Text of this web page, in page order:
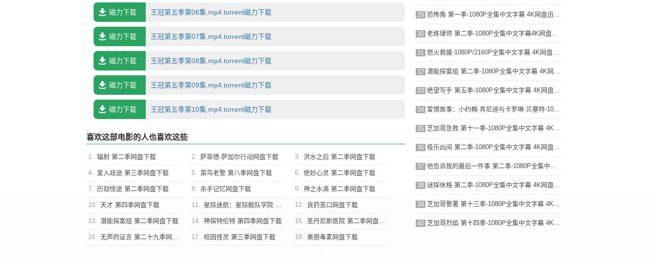
磁力下载 王冠第五季第06集.mp4.torrent磁力下载
磁力下载 王冠第五季第07集.mp4.torrent磁力下载
磁力下载 王冠第五季第08集.mp4.torrent磁力下载
磁力下载 王冠第五季第09集.mp4.torrent磁力下载
磁力下载 王冠第五季第10集.mp4.torrent磁力下载
喜欢这部电影的人也喜欢这些
1. 辐射 第二季网盘下载 2. 萨菲德·萨加尔行动网盘下载 3. 洪水之后 第二季网盘下载
4. 爱入歧途 第三季网盘下载 5. 菜鸟老警 第八季网盘下载 6. 绝妙心灵 第二季网盘下载
7. 历劫惊途 第二季网盘下载 8. 杀手记忆网盘下载 9. 神之水滴 第二季网盘下载
10. 天才 第四季网盘下载 11. 星际迷航：星际舰队学院 第一季网盘下载 12. 良药苦口网盘下载
13. 潜能探案组 第二季网盘下载 14. 神探特伦特 第四季网盘下载 15. 圣丹尼斯医院 第二季网盘下载
16. 无声的证言 第二十九季网盘下载 17. 校园怪灵 第三季网盘下载 18. 美丽毒素网盘下载
29 恐怖角 第一季-1080P全集中文字幕 4K网盘迅雷下载
30 老练律师 第二季-1080P全集中文字幕4K网盘迅雷下载
31 怒火救援-1080P/2160P全集中文字幕 4K网盘迅雷下载
32 潜能探案组 第二季-1080P全集中文字幕 4K网盘迅雷下载
33 绝望写手 第五季-1080P全集中文字幕 4K网盘迅雷下载
34 爱情故事：小约翰·肯尼迪与卡罗琳·贝塞特-1080P全集中文字幕 4K网盘迅雷下载
35 芝加哥急救 第十一季-1080P全集中文字幕 4K网盘迅雷下载
36 极乐凶间 第二季-1080P全集中文字幕 4K网盘迅雷下载
37 他告诉我的最后一件事 第二季-1080P全集中文字幕 4K网盘迅雷下载
38 谜探休格 第二季-1080P全集中文字幕 4K网盘迅雷下载
39 芝加哥警署 第十三季-1080P全集中文字幕 4K网盘迅雷下载
40 芝加哥烈焰 第十四季-1080P全集中文字幕 4K网盘迅雷下载